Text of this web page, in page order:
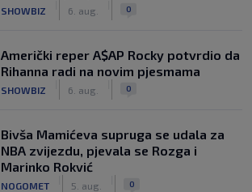
SHOWBIZ 6. aug. 0
Američki reper A$AP Rocky potvrdio da
Rihanna radi na novim pjesmama
SHOWBIZ 6. aug. 0
Bivša Mamićeva supruga se udala za
NBA zvijezdu, pjevala se Rozga i
Marinko Rokvić
NOGOMET 5. aug. 0